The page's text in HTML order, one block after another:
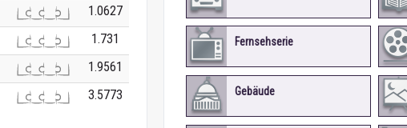
1.0627
1.731
1.9561
3.5773
Fernsehserie
Gebäude